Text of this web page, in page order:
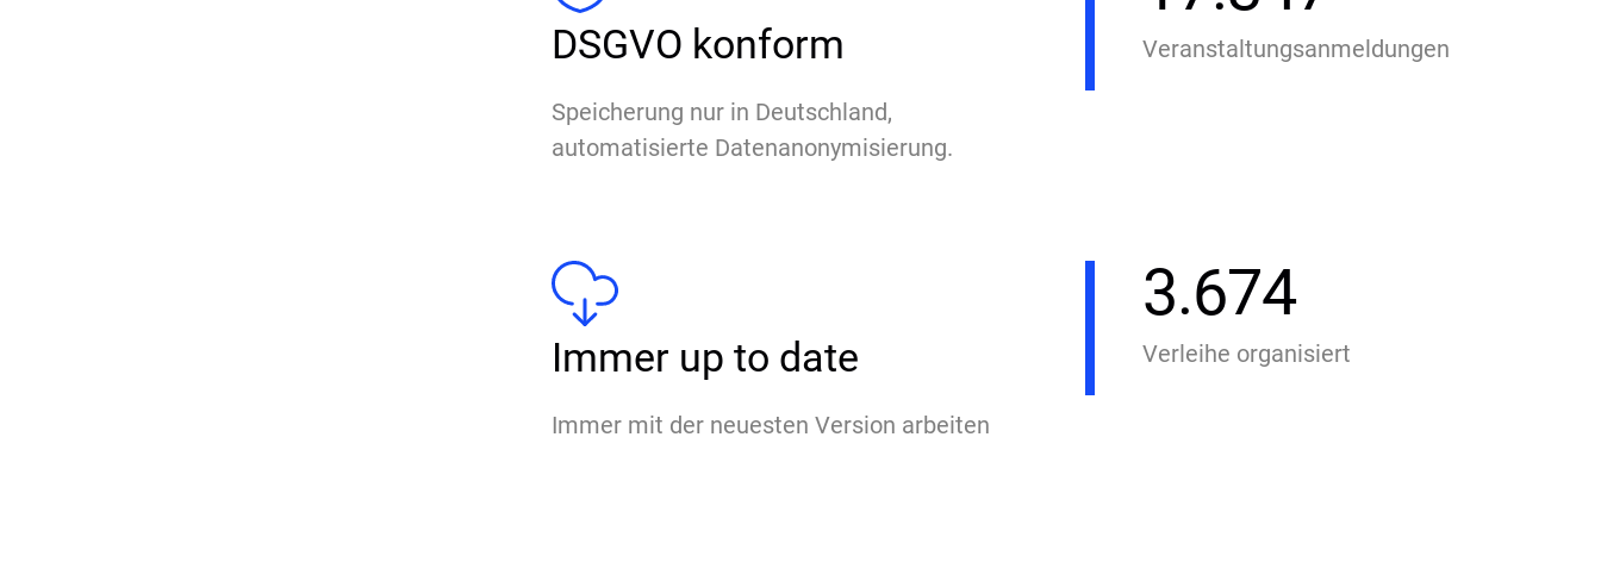
DSGVO konform
Speicherung nur in Deutschland,
automatisierte Datenanonymisierung.
Veranstaltungsanmeldungen
Immer up to date
Immer mit der neuesten Version arbeiten
3.674
Verleihe organisiert